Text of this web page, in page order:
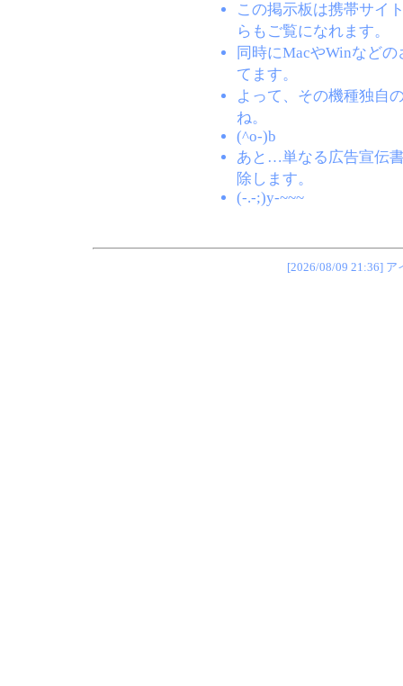
この掲示板は携帯サイ
らもご覧になれます。
同時にMacやWinなど
てます。
よって、その機種独自
ね。
(^o-)b
あと…単なる広告宣伝
除します。
(-.-;)y-~~~
[2026/08/09 21:36]